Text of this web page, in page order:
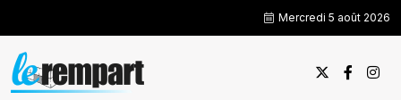
Mercredi 5 août 2026